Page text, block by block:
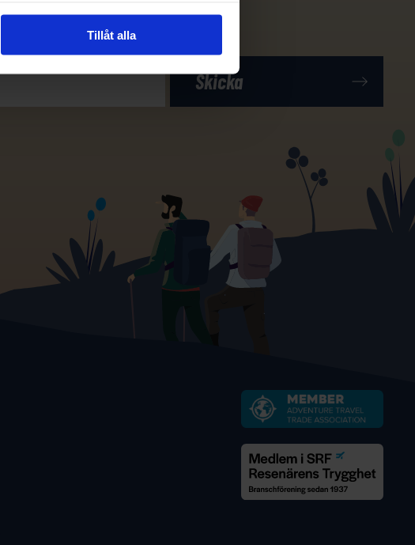
Tillåt alla